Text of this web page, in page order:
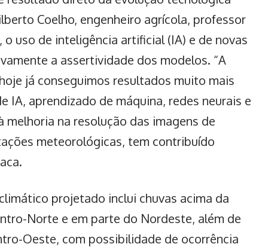
Coelho, engenheiro agrícola, professor
uso de inteligência artificial (IA) e de novas
a assertividade dos modelos. “A
já conseguimos resultados muito mais
IA, aprendizado de máquina, redes neurais e
na resolução das imagens de
meteorológicas, tem contribuído
projetado inclui chuvas acima da
Norte e em parte do Nordeste, além de
Oeste, com possibilidade de ocorrência